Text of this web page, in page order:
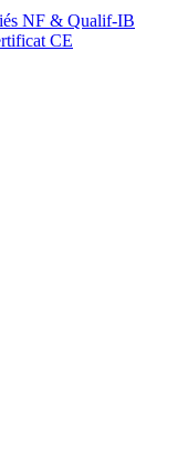
NF & Qualif-IB
CE